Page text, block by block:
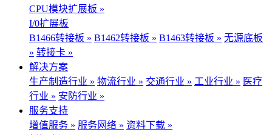
CPU模块扩展板 »
I/0扩展板
B1466转接板 » B1462转接板 » B1463转接板 » 无源底板
» 转接卡 »
解决方案
生产制造行业 » 物流行业 » 交通行业 » 工业行业 » 医疗
行业 » 安防行业 »
服务支持
增值服务 » 服务网络 » 资料下载 »